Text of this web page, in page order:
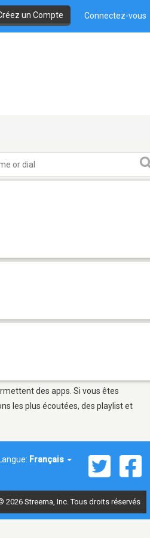
un Compte Connectez-vous
des apps. Si vous êtes
les plus écoutées, des playlist et
Langue: Français
2026 Streema, Inc. Tous droits réservés